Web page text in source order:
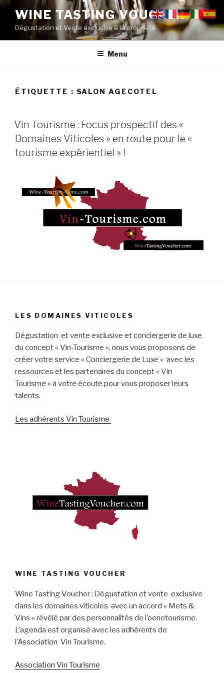
Aller
contenu
principal
WINE TASTING VOUCHER
Dégustation et Vente exclusive à la propriété
Menu
ÉTIQUETTE : SALON AGECOTEL
PUBLIÉ
LE
Vin Tourisme : Focus prospectif des «
Domaines Viticoles » en route pour le «
tourisme expérientiel » !
LES DOMAINES VITICOLES
Dégustation et vente exclusive et conciergerie de luxe
du concept « Vin-Tourisme », nous vous proposons de
créer votre service « Conciergerie de Luxe » avec les
ressources et les partenaires du concept « Vin
Tourisme » à votre écoute pour vous proposer leurs
talents.
Les adhérents Vin Tourisme
WINE TASTING VOUCHER
Wine Tasting Voucher : Dégustation et vente exclusive
dans les domaines viticoles avec un accord « Mets &
Vins » révélé par des personnalités de l’oenotourisme.
L’agenda est organisé avec les adhérents de
l’Association Vin Tourisme.
Association Vin Tourisme